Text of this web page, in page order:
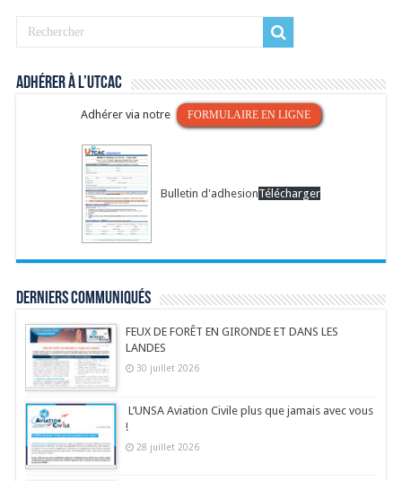
Adhérer à l’UTCAC
Adhérer via notre FORMULAIRE EN LIGNE
Bulletin d'adhesionTélécharger
Derniers communiqués
FEUX DE FORÊT EN GIRONDE ET DANS LES
LANDES
30 juillet 2026
L’UNSA Aviation Civile plus que jamais avec vous
!
28 juillet 2026